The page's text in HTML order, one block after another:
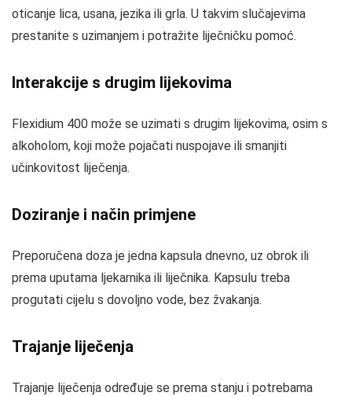
oticanje lica, usana, jezika ili grla. U takvim slučajevima
prestanite s uzimanjem i potražite liječničku pomoć.
Interakcije s drugim lijekovima
Flexidium 400 može se uzimati s drugim lijekovima, osim s
alkoholom, koji može pojačati nuspojave ili smanjiti
učinkovitost liječenja.
Doziranje i način primjene
Preporučena doza je jedna kapsula dnevno, uz obrok ili
prema uputama ljekarnika ili liječnika. Kapsulu treba
progutati cijelu s dovoljno vode, bez žvakanja.
Trajanje liječenja
Trajanje liječenja određuje se prema stanju i potrebama